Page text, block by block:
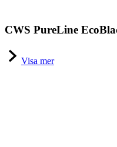
CWS PureLine
Visa mer